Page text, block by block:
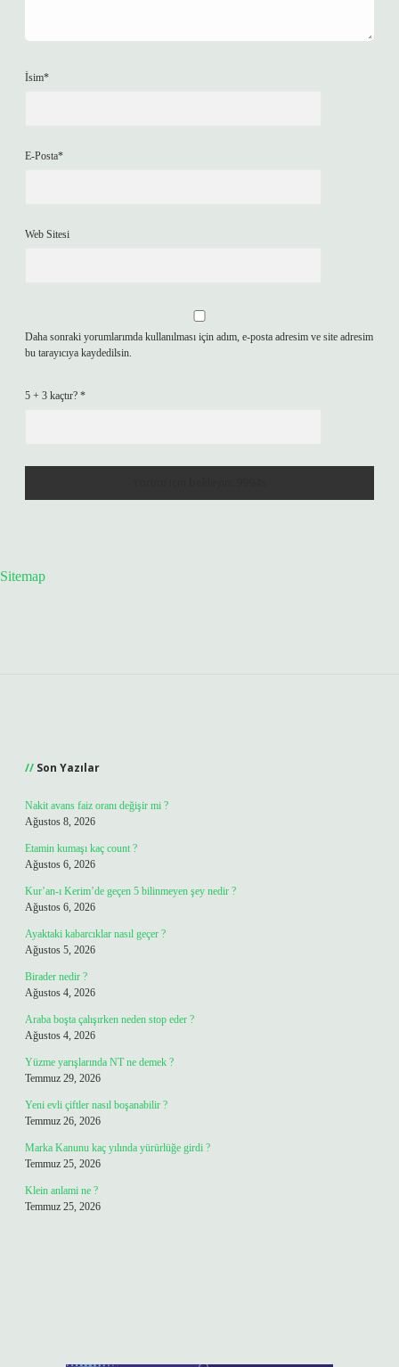
İsim*
E-Posta*
Web Sitesi
Daha sonraki yorumlarımda kullanılması için adım, e-posta adresim ve site adresim
bu tarayıcıya kaydedilsin.
5 + 3 kaçtır? *
Sitemap
Son Yazılar
Nakit avans faiz oranı değişir mi ?
Ağustos 8, 2026
Etamin kumaşı kaç count ?
Ağustos 6, 2026
Kur’an-ı Kerim’de geçen 5 bilinmeyen şey nedir ?
Ağustos 6, 2026
Ayaktaki kabarcıklar nasıl geçer ?
Ağustos 5, 2026
Birader nedir ?
Ağustos 4, 2026
Araba boşta çalışırken neden stop eder ?
Ağustos 4, 2026
Yüzme yarışlarında NT ne demek ?
Temmuz 29, 2026
Yeni evli çiftler nasıl boşanabilir ?
Temmuz 26, 2026
Marka Kanunu kaç yılında yürürlüğe girdi ?
Temmuz 25, 2026
Klein anlami ne ?
Temmuz 25, 2026